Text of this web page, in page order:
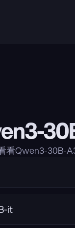
看Qwen3-30B-
it